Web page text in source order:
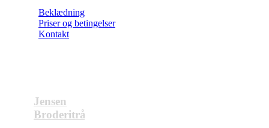
Beklædning
Priser og betingelser
Kontakt
Jensen
Broderitråd